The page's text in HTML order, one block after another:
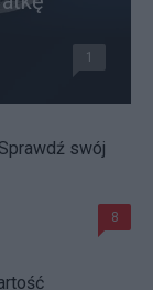
1
swój
8